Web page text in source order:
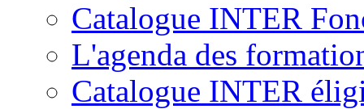
Catalogue INTER
L'agenda des
Catalogue INTER